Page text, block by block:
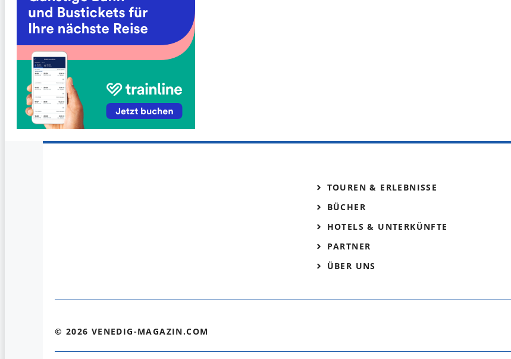
TOUREN & ERLEBNISSE
BÜCHER
HOTELS & UNTERKÜNFTE
PARTNER
ÜBER UNS
© 2026 VENEDIG-MAGAZIN.COM